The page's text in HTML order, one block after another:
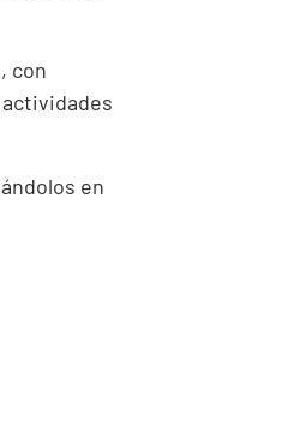
con
en